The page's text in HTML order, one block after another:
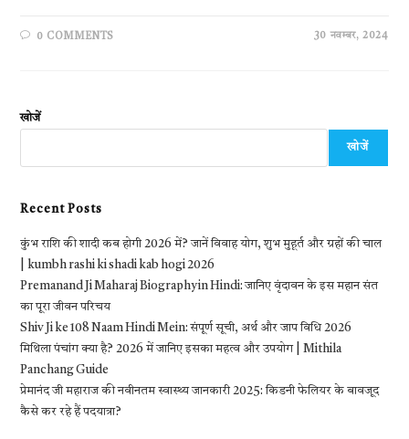
0 COMMENTS 30 नवम्बर, 2024
खोजें
खोजें
Recent Posts
कुंभ राशि की शादी कब होगी 2026 में? जानें विवाह योग, शुभ मुहूर्त और ग्रहों की चाल
| kumbh rashi ki shadi kab hogi 2026
Premanand Ji Maharaj Biography in Hindi: जानिए वृंदावन के इस महान संत
का पूरा जीवन परिचय
Shiv Ji ke 108 Naam Hindi Mein: संपूर्ण सूची, अर्थ और जाप विधि 2026
मिथिला पंचांग क्या है? 2026 में जानिए इसका महत्व और उपयोग | Mithila
Panchang Guide
प्रेमानंद जी महाराज की नवीनतम स्वास्थ्य जानकारी 2025: किडनी फेलियर के बावजूद
कैसे कर रहे हैं पदयात्रा?